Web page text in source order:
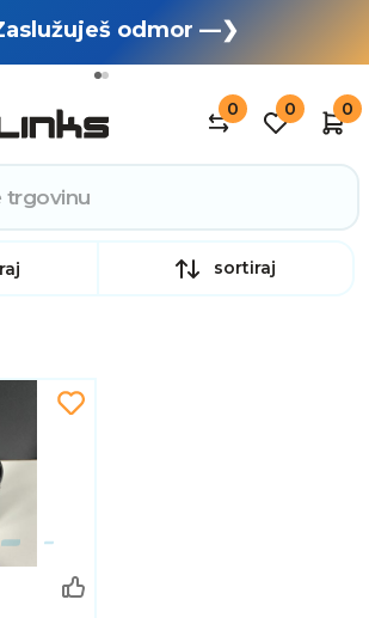
odmor —❯
TOTALNA RASPRODAJA —❯
0 0 0
sortiraj